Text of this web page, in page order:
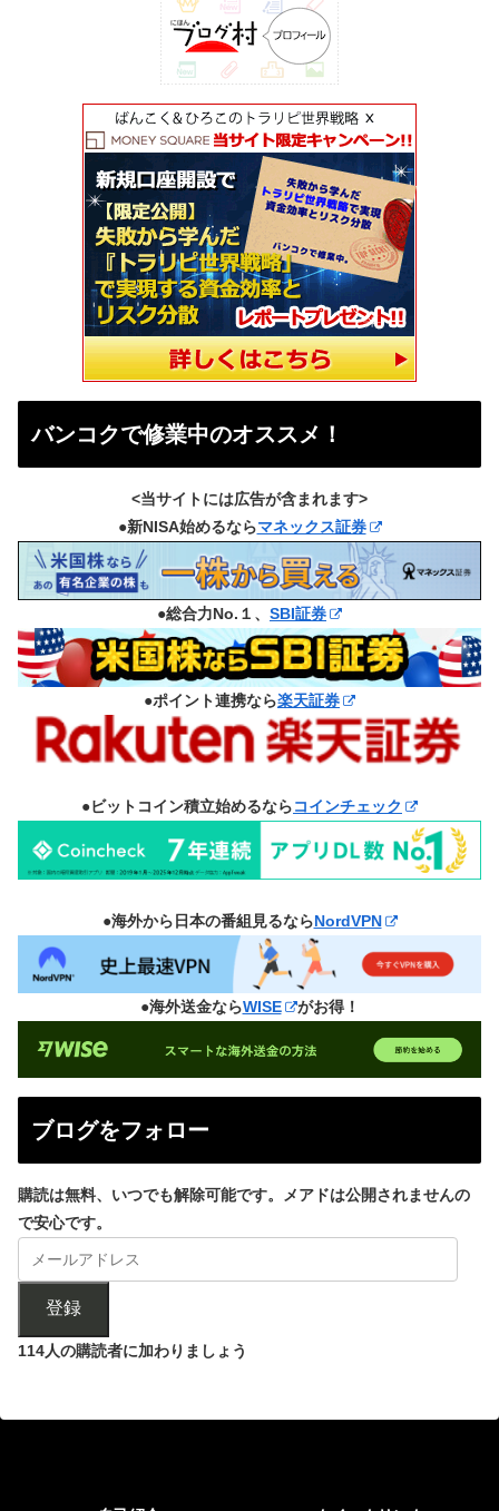
バンコクで修業中のオススメ！
<当サイトには広告が含まれます>
●新NISA始めるならマネックス証券
●総合力No.１、 SBI証券
●ポイント連携なら楽天証券
●ビットコイン積立始めるならコインチェック
●海外から日本の番組見るならNordVPN
●海外送金ならWISE がお得！
ブログをフォロー
購読は無料、いつでも解除可能です。メアドは公開されませんの
で安心です。
登録
114人の購読者に加わりましょう